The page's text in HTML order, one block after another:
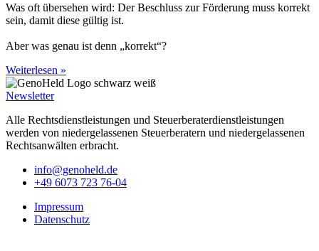
Was oft übersehen wird: Der Beschluss zur Förderung muss korrekt
sein, damit diese gültig ist.
Aber was genau ist denn „korrekt“?
Weiterlesen »
Newsletter
Alle Rechtsdienstleistungen und Steuerberaterdienstleistungen
werden von niedergelassenen Steuerberatern und niedergelassenen
Rechtsanwälten erbracht.
info@genoheld.de
+49 6073 723 76-04
Impressum
Datenschutz